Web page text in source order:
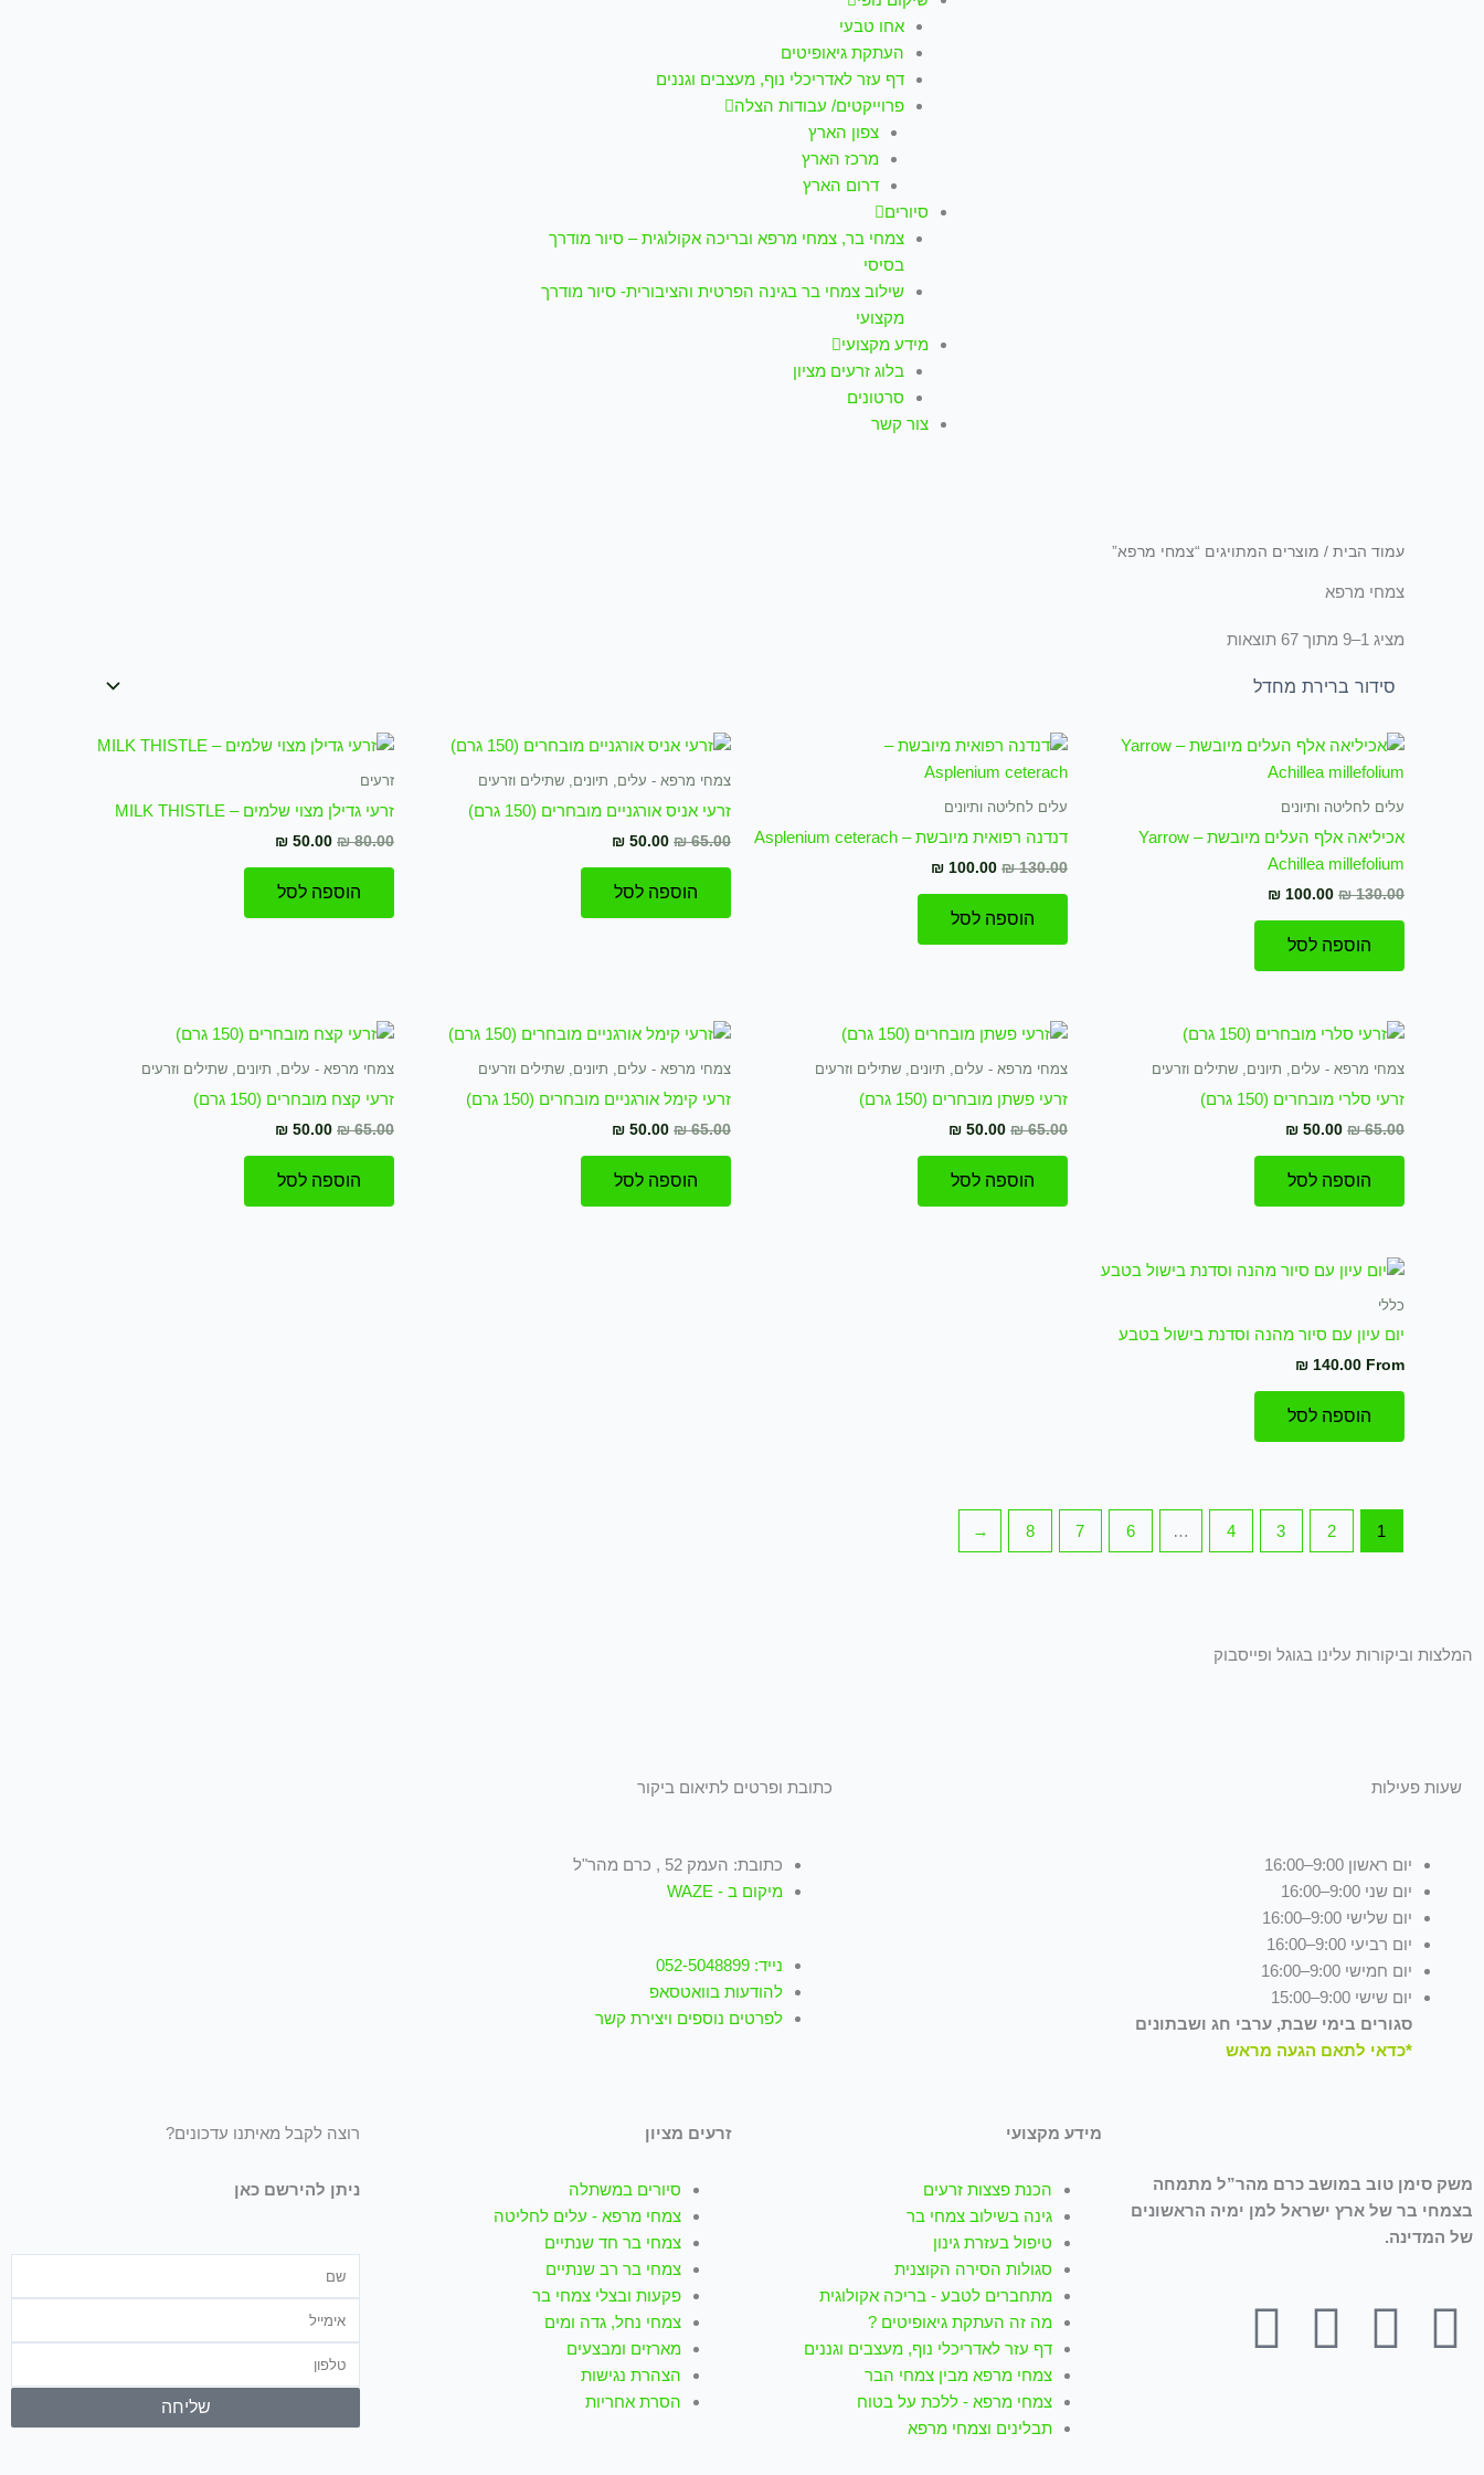
אחו טבעי
העתקת גיאופיטים
דף עזר לאדריכלי נוף, מעצבים וגננים
פרוייקטים/ עבודות הצלה
צפון הארץ
מרכז הארץ
דרום הארץ
סיורים
צמחי בר, צמחי מרפא ובריכה אקולוגית – סיור מודרך
בסיסי
שילוב צמחי בר בגינה הפרטית והציבורית- סיור מודרך
מקצועי
מידע מקצועי
בלוג זרעים מציון
סרטונים
צור קשר
עמוד הבית / מוצרים המתויגים “צמחי מרפא”
צמחי מרפא
מציג 1–9 מתוך 67 תוצאות
עלים לחליטה ותיונים
אכיליאה אלף העלים מיובשת Yarrow –
Achillea millefolium
₪130.00
המחיר
המקורי
היה:
₪ 100.00
המחיר
הוא:
הוספה לסל
עלים לחליטה ותיונים
דנדנה רפואית מיובשת – Asplenium ceterach
₪130.00
המחיר
היה:
₪ 100.00
המחיר
הוא:
הוספה לסל
צמחי מרפא - עלים, תיונים, שתילים וזרעים
זרעי אניס אורגניים מובחרים (150 גרם)
₪65.00
המחיר
היה:
₪ 50.00
המחיר
הוא:
הוספה לסל
זרעים
זרעי גדילן מצוי שלמים – MILK THISTLE
₪80.00
המחיר
המקורי
₪ 50.00
המחיר
הוספה לסל
צמחי מרפא - עלים, תיונים, שתילים וזרעים
זרעי סלרי מובחרים (150 גרם)
₪65.00
המחיר
היה:
₪ 50.00
המחיר
הנוכחי
הוא:
הוספה לסל
צמחי מרפא - עלים, תיונים, שתילים וזרעים
זרעי פשתן מובחרים (150 גרם)
₪65.00
המחיר
המקורי
היה:
₪ 50.00
המחיר
הנוכחי
הוא:
הוספה לסל
צמחי מרפא - עלים, תיונים, שתילים וזרעים
זרעי קימל אורגניים מובחרים (150 גרם)
₪65.00
המחיר
היה:
₪ 50.00
המחיר
הוא:
הוספה לסל
צמחי מרפא - עלים, תיונים, שתילים וזרעים
זרעי קצח מובחרים (150 גרם)
₪65.00
המחיר
היה:
₪ 50.00
המחיר
הנוכחי
הוא:
הוספה לסל
כללי
יום עיון עם סיור מהנה וסדנת בישול בטבע
From
₪ 140.00
הוספה לסל
למוצר
בעמוד
המוצר
1
2
3
4
…
6
7
8
←
המלצות וביקורות עלינו בגוגל ופייסבוק
שעות פעילות
יום ראשון 9:00–16:00
יום שני 9:00–16:00
יום שלישי 9:00–16:00
יום רביעי 9:00–16:00
יום חמישי 9:00–16:00
יום שישי 9:00–15:00
סגורים בימי שבת, ערבי חג ושבתונים
*כדאי לתאם הגעה מראש
כתובת ופרטים לתיאום ביקור
כתובת: העמק 52 , כרם מהר"ל
מיקום ב - WAZE
נייד: 052-5048899
להודעות בוואטסאפ
לפרטים נוספים ויצירת קשר
משק סימן טוב במושב כרם מהר”ל מתמחה
בצמחי בר של ארץ ישראל למן ימיה הראשונים
של המדינה.
F
Y
I
W
מידע מקצועי
הכנת פצצות זרעים
גינה בשילוב צמחי בר
טיפול בעזרת גינון
סגולות הסירה הקוצנית
מתחברים לטבע - בריכה אקולוגית
מה זה העתקת גיאופיטים ?
דף עזר לאדריכלי נוף, מעצבים וגננים
צמחי מרפא מבין צמחי הבר
צמחי מרפא - ללכת על בטוח
תבלינים וצמחי מרפא
זרעים מציון
סיורים במשתלה
צמחי מרפא - עלים לחליטה
צמחי בר חד שנתיים
צמחי בר רב שנתיים
פקעות ובצלי צמחי בר
צמחי נחל, גדה ומים
מארזים ומבצעים
הצהרת נגישות
הסרת אחריות
רוצה לקבל מאיתנו עדכונים?
ניתן להירשם כאן
שליחה